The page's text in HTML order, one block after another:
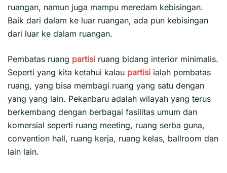
ruangan, namun juga mampu meredam kebisingan.
Baik dari dalam ke luar ruangan, ada pun kebisingan
dari luar ke dalam ruangan.
Pembatas ruang partisi ruang bidang interior minimalis.
Seperti yang kita ketahui kalau partisi ialah pembatas
ruang, yang bisa membagi ruang yang satu dengan
yang yang lain. Pekanbaru adalah wilayah yang terus
berkembang dengan berbagai fasilitas umum dan
komersial seperti ruang meeting, ruang serba guna,
convention hall, ruang kerja, ruang kelas, ballroom dan
lain lain.